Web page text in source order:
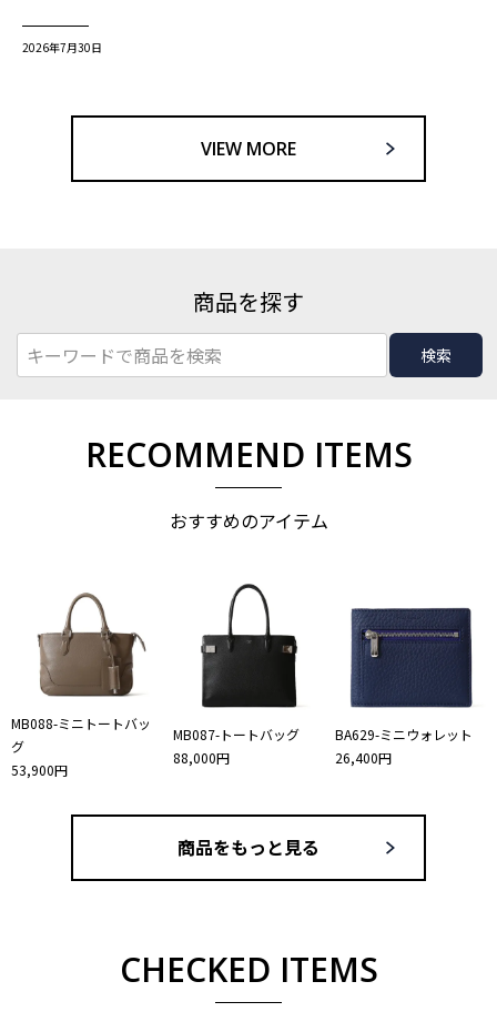
2026年7月30日
VIEW MORE
商品を探す
検索
RECOMMEND ITEMS
おすすめのアイテム
MB088-ミニトートバッ
グ
53,900円
MB087-トートバッグ
88,000円
BA629-ミニウォレット
26,400円
商品をもっと見る
CHECKED ITEMS